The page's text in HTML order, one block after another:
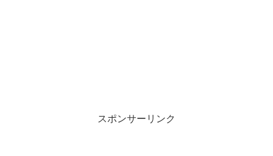
スポンサーリンク